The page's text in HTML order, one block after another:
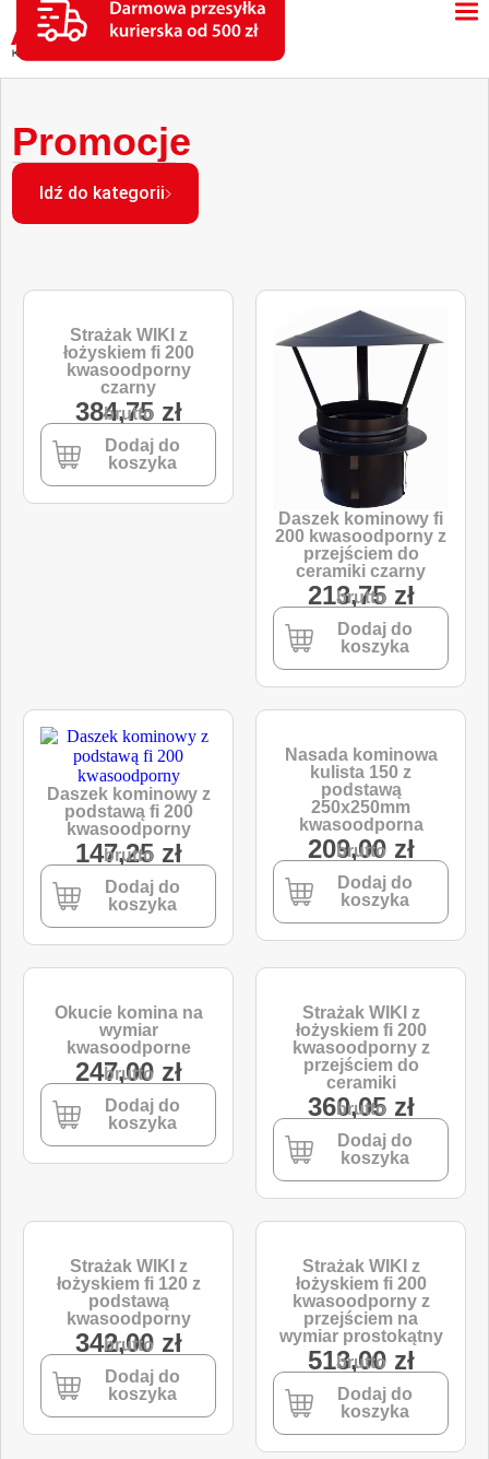
kominowe
taniejniż
na Allegro!
Promocje
Idź do kategorii
Strażak WIKI z
łożyskiem fi 200
kwasoodporny
czarny
384,75 zł
brutto
Dodaj do
koszyka
Daszek kominowy fi
200 kwasoodporny z
przejściem do
ceramiki czarny
213,75 zł
brutto
Dodaj do
koszyka
Daszek kominowy z
podstawą fi 200
kwasoodporny
147,25 zł
brutto
Dodaj do
koszyka
Nasada kominowa
kulista 150 z
podstawą
250x250mm
kwasoodporna
209,00 zł
brutto
Dodaj do
koszyka
Okucie komina na
wymiar
kwasoodporne
247,00 zł
brutto
Dodaj do
koszyka
Strażak WIKI z
łożyskiem fi 200
kwasoodporny z
przejściem do
ceramiki
360,05 zł
brutto
Dodaj do
koszyka
Strażak WIKI z
łożyskiem fi 120 z
podstawą
kwasoodporny
342,00 zł
brutto
Dodaj do
koszyka
Strażak WIKI z
łożyskiem fi 200
kwasoodporny z
przejściem na
wymiar prostokątny
513,00 zł
brutto
Dodaj do
koszyka